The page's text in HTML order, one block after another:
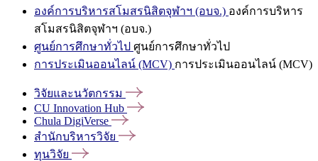
องค์การบริหารสโมสรนิสิตจุฬาฯ (อบจ.) องค์การบริหาร
สโมสรนิสิตจุฬาฯ (อบจ.)
ศูนย์การศึกษาทั่วไป ศูนย์การศึกษาทั่วไป
การประเมินออนไลน์ (MCV) การประเมินออนไลน์ (MCV)
วิจัยและนวัตกรรม
CU Innovation Hub
Chula DigiVerse
สำนักบริหารวิจัย
ทุนวิจัย